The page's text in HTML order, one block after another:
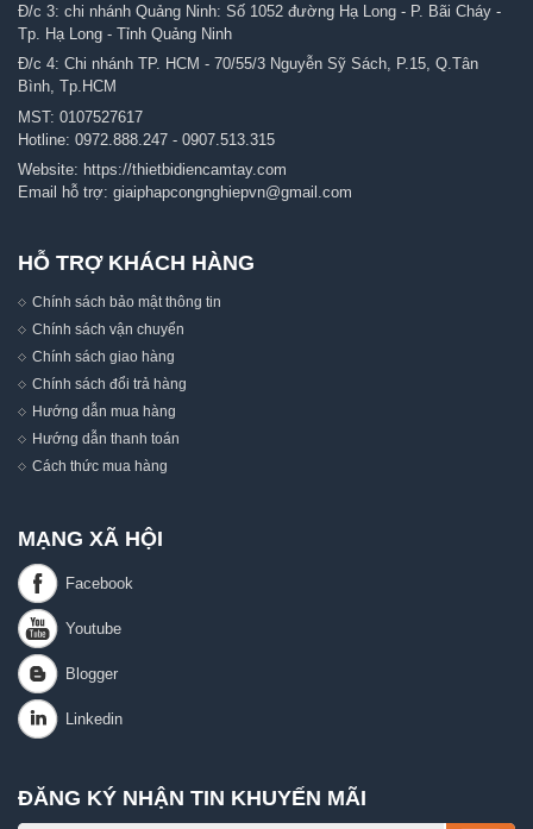
Đ/c 3: chi nhánh Quảng Ninh: Số 1052 đường Hạ Long - P. Bãi Cháy -
Tp. Hạ Long - Tỉnh Quảng Ninh
Đ/c 4: Chi nhánh TP. HCM - 70/55/3 Nguyễn Sỹ Sách, P.15, Q.Tân
Bình, Tp.HCM
MST: 0107527617
Hotline: 0972.888.247 - 0907.513.315
Website: https://thietbidiencamtay.com
Email hỗ trợ: giaiphapcongnghiepvn@gmail.com
HỖ TRỢ KHÁCH HÀNG
Chính sách bảo mật thông tin
Chính sách vận chuyển
Chính sách giao hàng
Chính sách đổi trả hàng
Hướng dẫn mua hàng
Hướng dẫn thanh toán
Cách thức mua hàng
MẠNG XÃ HỘI
ĐĂNG KÝ NHẬN TIN KHUYẾN MÃI